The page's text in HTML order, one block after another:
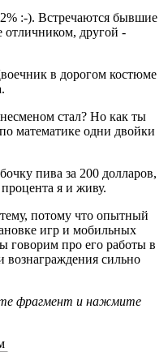
:-). Встречаются бывшие
другой -
в дорогом костюме
стал? Но как ты
математике одни двойки
пива за 200 долларов,
я и живу.
потому что опытный
игр и мобильных
говорим про его работы в
вознаграждения сильно
фрагмент и нажмите